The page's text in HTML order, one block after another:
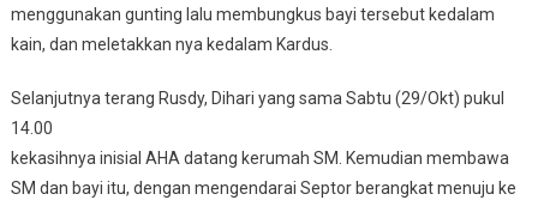
menggunakan gunting lalu membungkus bayi tersebut kedalam
kain, dan meletakkan nya kedalam Kardus.
Selanjutnya terang Rusdy, Dihari yang sama Sabtu (29/Okt) pukul
14.00
kekasihnya inisial AHA datang kerumah SM. Kemudian membawa
SM dan bayi itu, dengan mengendarai Septor berangkat menuju ke